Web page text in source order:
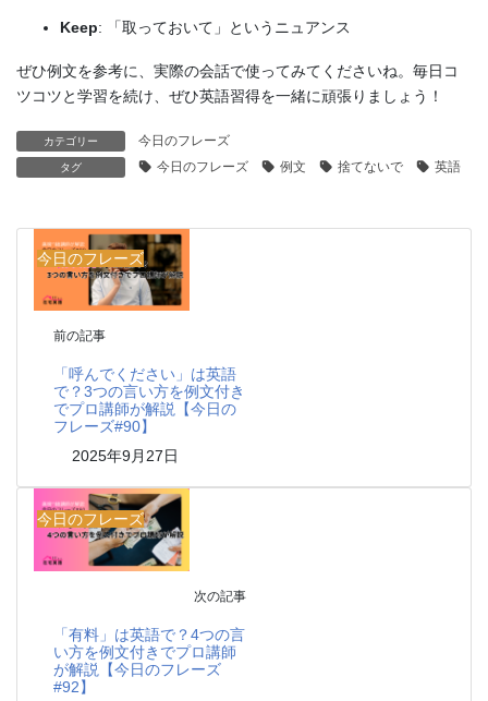
Keep: 「取っておいて」というニュアンス
ぜひ例文を参考に、実際の会話で使ってみてくださいね。毎日コ
ツコツと学習を続け、ぜひ英語習得を一緒に頑張りましょう！
カテゴリー 今日のフレーズ
タグ 今日のフレーズ 例文 捨てないで 英語
今日のフレーズ
前の記事
「呼んでください」は英語
で？3つの言い方を例文付き
でプロ講師が解説【今日の
フレーズ#90】
2025年9月27日
今日のフレーズ
次の記事
「有料」は英語で？4つの言
い方を例文付きでプロ講師
が解説【今日のフレーズ
#92】